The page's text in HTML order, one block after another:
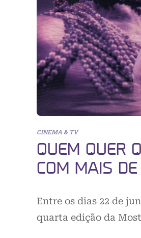
CINEMA & TV
QUEM QUER
COM MAIS
Entre os dias 22 de
quarta edição da